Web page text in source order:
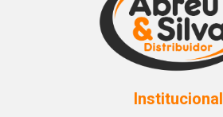
Institucional